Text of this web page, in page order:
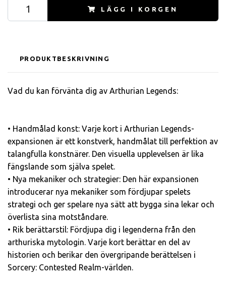
LÄGG I KORGEN
PRODUKTBESKRIVNING
Vad du kan förvänta dig av Arthurian Legends:
• Handmålad konst: Varje kort i Arthurian Legends-
expansionen är ett konstverk, handmålat till perfektion av
talangfulla konstnärer. Den visuella upplevelsen är lika
fängslande som själva spelet.
• Nya mekaniker och strategier: Den här expansionen
introducerar nya mekaniker som fördjupar spelets
strategi och ger spelare nya sätt att bygga sina lekar och
överlista sina motståndare.
• Rik berättarstil: Fördjupa dig i legenderna från den
arthuriska mytologin. Varje kort berättar en del av
historien och berikar den övergripande berättelsen i
Sorcery: Contested Realm-världen.